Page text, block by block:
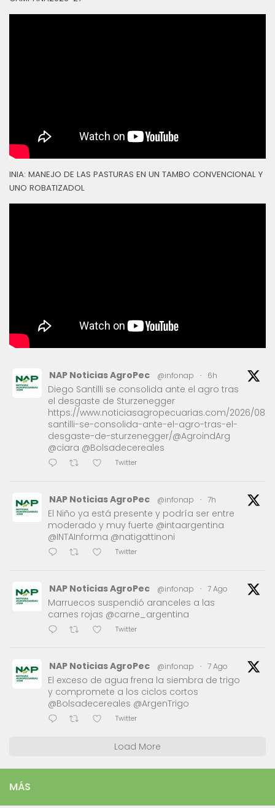
INIA: MANEJO DE LAS PASTURAS EN UN TAMBO CONVENCIONAL Y
UNO ROBATIZADOL
NAP Noticias AgroPec @infonap · 6h
Diego Santilli se consolida ante el agro tras
el desgaste de Sturzenegger
https://www.noticiasagropecuarias.com/2026/08/
santilli-se-consolida-ante-el-agro-tras-el-
desgaste-de-sturzenegger/@AgroindArg
@ciara @Bolsadecereales
Twitter
NAP Noticias AgroPec @infonap · 7h
El Niño ya está presente y podría ser entre
moderado y muy fuerte @intaargentina
@INTAInforma @natigattinoni
Twitter
NAP Noticias AgroPec @infonap · 7 Ago
Marruecos suspendió aranceles a las
carnes rojas @carne_argentina
Twitter
NAP Noticias AgroPec @infonap · 7 Ago
El exceso de agua frena la siembra de trigo
y compromete a los ciclos cortos
@Bolsadecereales @ArgenTrigo
Twitter
Load More
MÁS